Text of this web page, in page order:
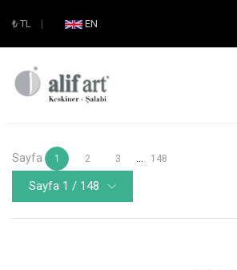
₺ TL | EN
Sayfa 1 2 3 148
Sayfa 1 / 148